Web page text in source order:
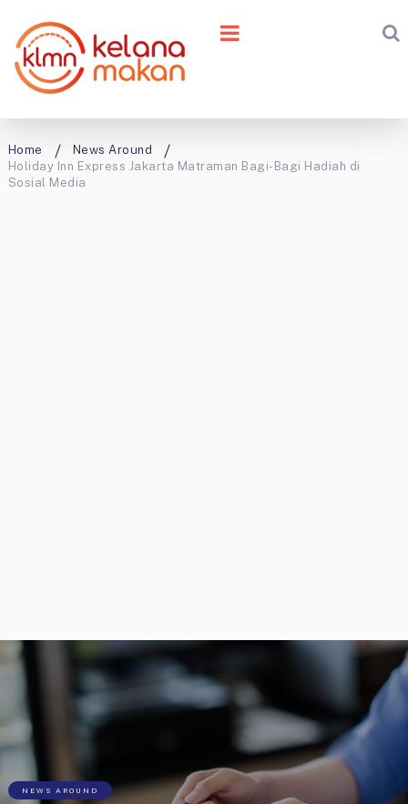
Home
News Around
Holiday Inn Express Jakarta Matraman Bagi-Bagi Hadiah di
Sosial Media
NEWS AROUND